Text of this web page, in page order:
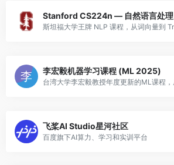
Stanford CS224n — 自然语言处理
李宏毅机器学习课程 (ML 2025)
飞桨AI Studio星河社区
百度旗下AI算力、学习和实训平台